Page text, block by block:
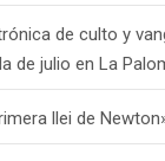
de culto y
de julio en La
llei de